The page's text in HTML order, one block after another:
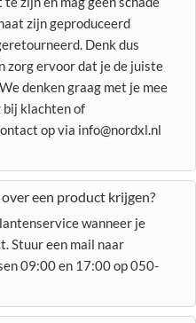
zijn geproduceerd
Denk dus
zorg ervoor dat je de juiste
denken graag met je mee
bij klachten of
op via info@nordxl.nl
een product krijgen?
wanneer je
Stuur een mail naar
09:00 en 17:00 op 050-